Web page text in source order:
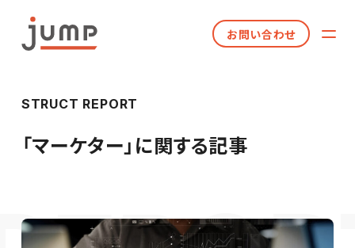
お問い合わせ
STRUCT REPORT
「マーケター」に関する記事